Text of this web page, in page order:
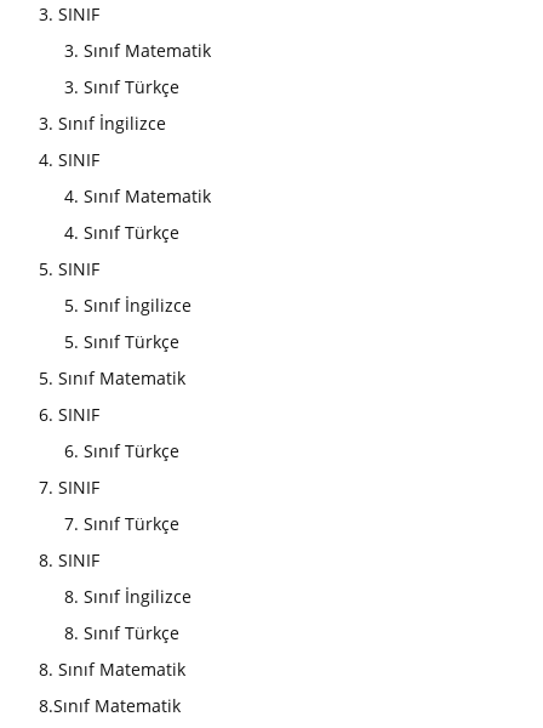
3. SINIF
3. Sınıf Matematik
3. Sınıf Türkçe
3. Sınıf İngilizce
4. SINIF
4. Sınıf Matematik
4. Sınıf Türkçe
5. SINIF
5. Sınıf İngilizce
5. Sınıf Türkçe
5. Sınıf Matematik
6. SINIF
6. Sınıf Türkçe
7. SINIF
7. Sınıf Türkçe
8. SINIF
8. Sınıf İngilizce
8. Sınıf Türkçe
8. Sınıf Matematik
8.Sınıf Matematik